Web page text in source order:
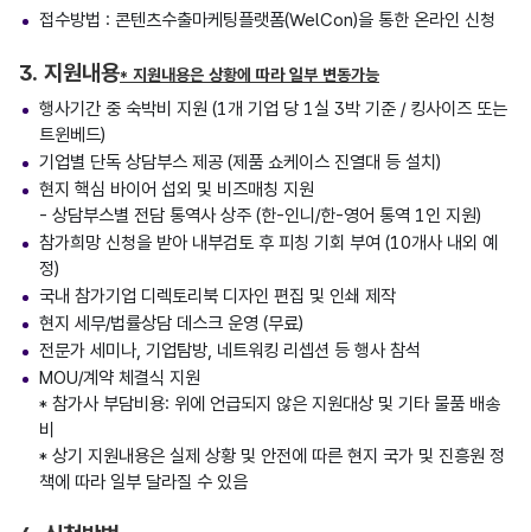
접수방법 : 콘텐츠수출마케팅플랫폼(WelCon)을 통한 온라인 신청
3. 지원내용* 지원내용은 상황에 따라 일부 변동가능
행사기간 중 숙박비 지원 (1개 기업 당 1실 3박 기준 / 킹사이즈 또는
트윈베드)
기업별 단독 상담부스 제공 (제품 쇼케이스 진열대 등 설치)
현지 핵심 바이어 섭외 및 비즈매칭 지원
- 상담부스별 전담 통역사 상주 (한-인니/한-영어 통역 1인 지원)
참가희망 신청을 받아 내부검토 후 피칭 기회 부여 (10개사 내외 예
정)
국내 참가기업 디렉토리북 디자인 편집 및 인쇄 제작
현지 세무/법률상담 데스크 운영 (무료)
전문가 세미나, 기업탐방, 네트워킹 리셉션 등 행사 참석
MOU/계약 체결식 지원
* 참가사 부담비용: 위에 언급되지 않은 지원대상 및 기타 물품 배송
비
* 상기 지원내용은 실제 상황 및 안전에 따른 현지 국가 및 진흥원 정
책에 따라 일부 달라질 수 있음